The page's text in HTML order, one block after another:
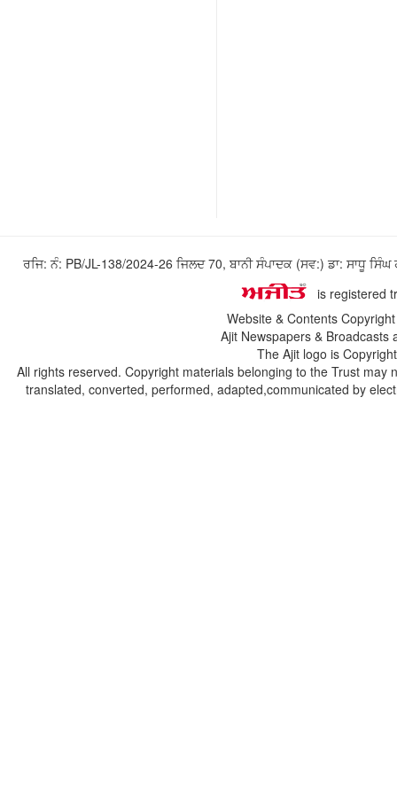
ਰਜਿ: ਨੰ: PB/JL-138/2024-26 ਜਿਲਦ 70, ਬਾਨੀ ਸੰਪਾਦਕ (ਸਵ:) ਡਾ: ਸਾਧੂ
is registered
Website & Contents
Ajit Newspapers &
The Ajit logo is
All rights reserved. Copyright materials belonging to the Trust
translated, converted, performed, adapted,communicated by